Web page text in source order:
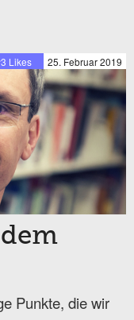
25. Februar 2019
3 Likes
Punkte, die wir